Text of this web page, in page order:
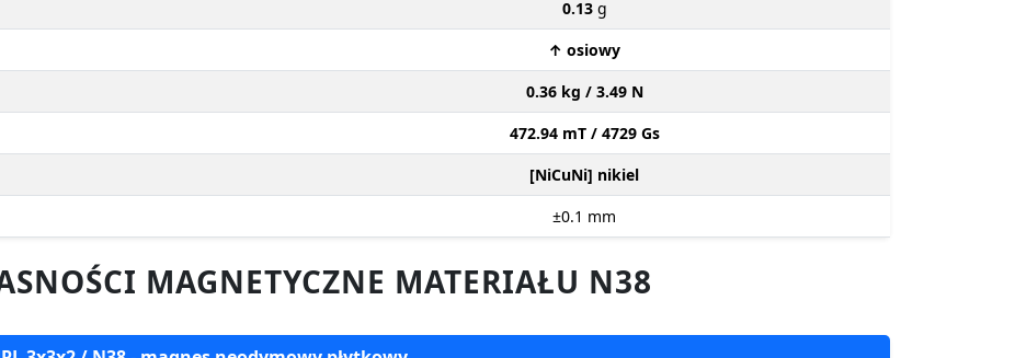
0.13 g
↑ osiowy
0.36 kg / 3.49 N
472.94 mT / 4729 Gs
[NiCuNi] nikiel
±0.1 mm
MAGNETYCZNE MATERIAŁU N38